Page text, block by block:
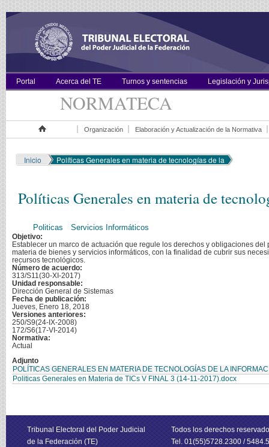
Portal Acerca del TE Turnos y sentencias Legislación y
NORMATECA
Organización Elaboración y Actualización de la Normativa
Inicio Políticas Generales en materia de tecnologías de la
Políticas Generales en materia de
Politicas Servicios Informáticos
Objetivo:
Establecer un marco de actuación que regule los derechos y obligaciones
materia de bienes y servicios informáticos, con la finalidad de cubrir sus
recursos tecnológicos.
Número de acuerdo:
313/S11(30-XI-2017)
Unidad responsable:
Dirección General de Sistemas
Fecha de publicación:
Jueves, Enero 18, 2018
Versiones anteriores:
250/S9(24-IX-2008)
172/S6(17-VI-2014)
Normativa:
Actual
Adjunto
POLÍTICAS GENERALES EN MATERIA DE TECNOLOGÍAS DE LA
Politicas Generales en Materia de TICs V FINAL 3 (14-11-2017).docx
Tribunal Electoral del Poder Judicial
de la Federación (TE)
Todos los derechos
Tel. 01(55)5728.2300 /